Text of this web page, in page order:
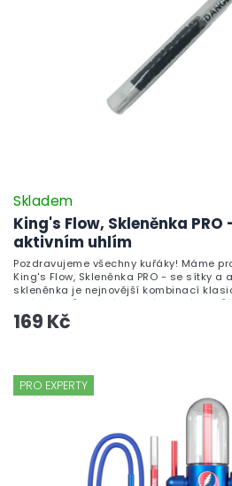
King's Flow, Skleněnka
aktivním uhlím
Skladem
169 Kč
Pozdravujeme všechny kuřáky! Máme
King's Flow, Skleněnka PRO - se sítky a
skleněnka je nejnovější kombinací
uhlí. Díky působení aktivního uhlí, si
kuřácký prožitek.
PRO EXPERTY